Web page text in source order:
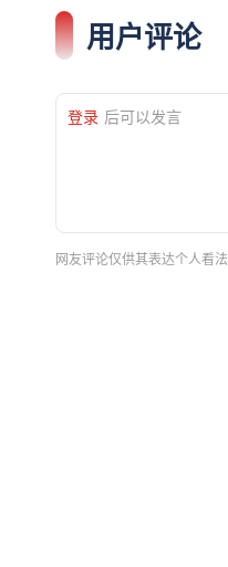
用户评论
登录 后可以发言
网友评论仅供其表达个人看